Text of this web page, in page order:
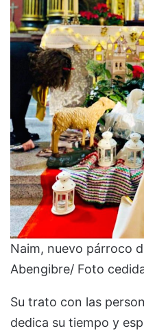
Naim, nuevo párroco
Abengibre/ Foto
Su trato con las
dedica su tiempo y